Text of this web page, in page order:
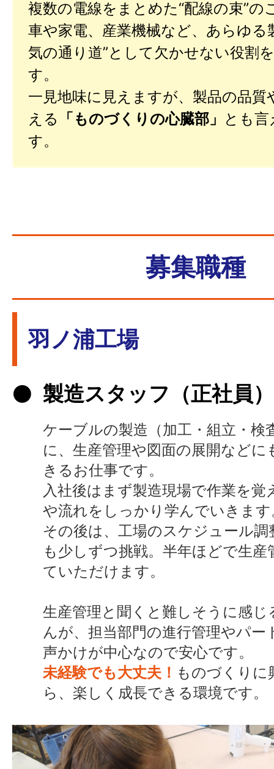
複数の電線をまとめた“配線の束”の
車や家電、産業機械など、あらゆる
気の通り道”として欠かせない役割
す。
一見地味に見えますが、製品の品質
える
「ものづくりの心臓部」 とも
す。
募集職種
羽ノ浦工場
製造スタッフ（正社員）
ケーブルの製造（加工・組立・検
に、生産管理や図面の展開など
きるお仕事です。
入社後はまず製造現場で作業を覚
や流れをしっかり学んでいきます
その後は、工場のスケジュール調
も少しずつ挑戦。半年ほどで生
ていただけます。
生産管理と聞くと難しそうに感
んが、担当部門の進行管理やパ
声かけが中心なので安心です。
未経験でも大丈夫！ ものづくりに
ら、楽しく成長できる環境です。